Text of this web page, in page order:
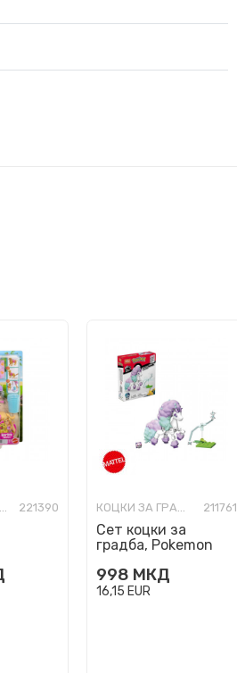
КОЦКИ ЗА ГРАДБА 221390 КОЦКИ ЗА ГРАДБА 211761
Сет коцки за
градба, Pokemon
Galarian Ponyta
998 МКД
16,15 EUR